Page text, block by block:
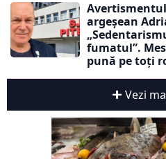
argeșean
fumatul”.
pună pe toți
Vezi